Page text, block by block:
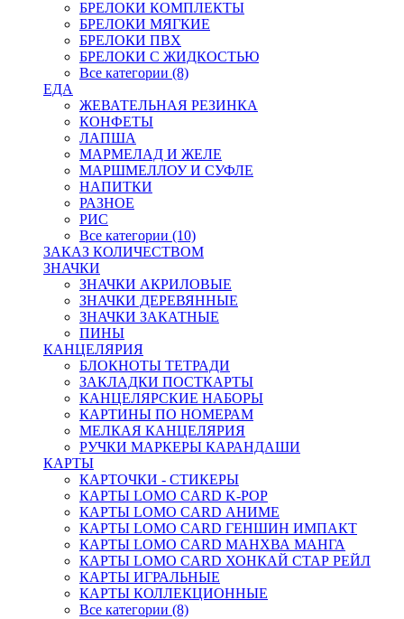
БРЕЛОКИ КОМПЛЕКТЫ
БРЕЛОКИ МЯГКИЕ
БРЕЛОКИ ПВХ
БРЕЛОКИ С ЖИДКОСТЬЮ
Все категории (8)
ЕДА
ЖЕВАТЕЛЬНАЯ РЕЗИНКА
КОНФЕТЫ
ЛАПША
МАРМЕЛАД И ЖЕЛЕ
МАРШМЕЛЛОУ И СУФЛЕ
НАПИТКИ
РАЗНОЕ
РИС
Все категории (10)
ЗАКАЗ КОЛИЧЕСТВОМ
ЗНАЧКИ
ЗНАЧКИ АКРИЛОВЫЕ
ЗНАЧКИ ДЕРЕВЯННЫЕ
ЗНАЧКИ ЗАКАТНЫЕ
ПИНЫ
КАНЦЕЛЯРИЯ
БЛОКНОТЫ ТЕТРАДИ
ЗАКЛАДКИ ПОСТКАРТЫ
КАНЦЕЛЯРСКИЕ НАБОРЫ
КАРТИНЫ ПО НОМЕРАМ
МЕЛКАЯ КАНЦЕЛЯРИЯ
РУЧКИ МАРКЕРЫ КАРАНДАШИ
КАРТЫ
КАРТОЧКИ - СТИКЕРЫ
КАРТЫ LOMO CARD K-POP
КАРТЫ LOMO CARD АНИМЕ
КАРТЫ LOMO CARD ГЕНШИН ИМПАКТ
КАРТЫ LOMO CARD МАНХВА МАНГА
КАРТЫ LOMO CARD ХОНКАЙ СТАР РЕЙЛ
КАРТЫ ИГРАЛЬНЫЕ
КАРТЫ КОЛЛЕКЦИОННЫЕ
Все категории (8)